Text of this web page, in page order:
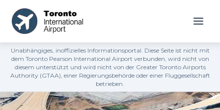
Unabhängiges, inoffizielles Informationsportal. Diese Seite ist nicht mit
dem Toronto Pearson International Airport verbunden, wird nicht von
diesem unterstützt und wird nicht von der Greater Toronto Airports
Authority (GTAA), einer Regierungsbehörde oder einer Fluggesellschaft
betrieben.